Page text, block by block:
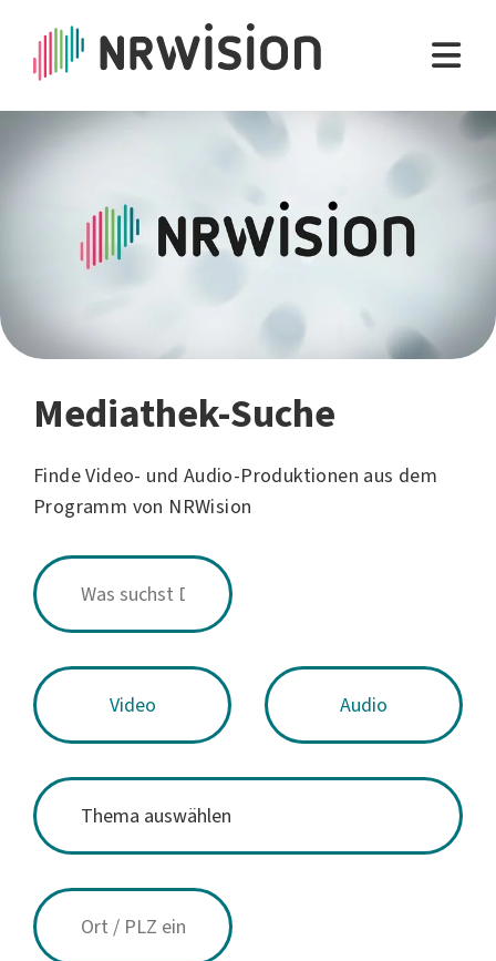
Mediathek-Suche
Finde Video- und Audio-Produktionen aus dem
Programm von NRWision
Video Audio